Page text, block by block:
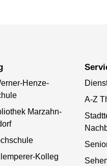
Henze-
Marzahn-
Kolleg
A-Z